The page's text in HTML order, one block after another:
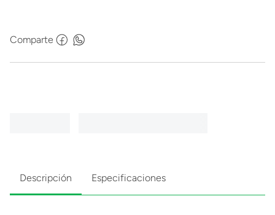
Comparte
Descripción Especificaciones